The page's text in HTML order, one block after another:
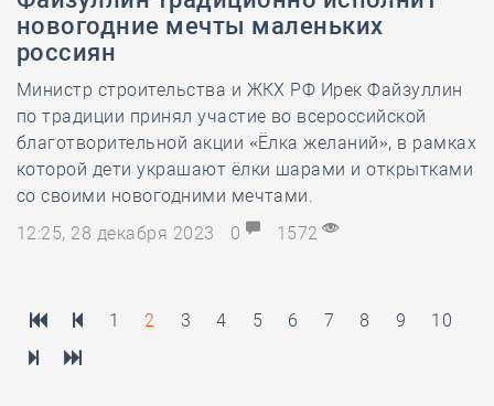
новогодние мечты маленьких
россиян
Министр строительства и ЖКХ РФ Ирек Файзуллин
по традиции принял участие во всероссийской
благотворительной акции «Ёлка желаний», в рамках
которой дети украшают ёлки шарами и открытками
со своими новогодними мечтами.
12:25, 28 декабря 2023
0 1572
1 2 3 4 5 6 7 8 9 10